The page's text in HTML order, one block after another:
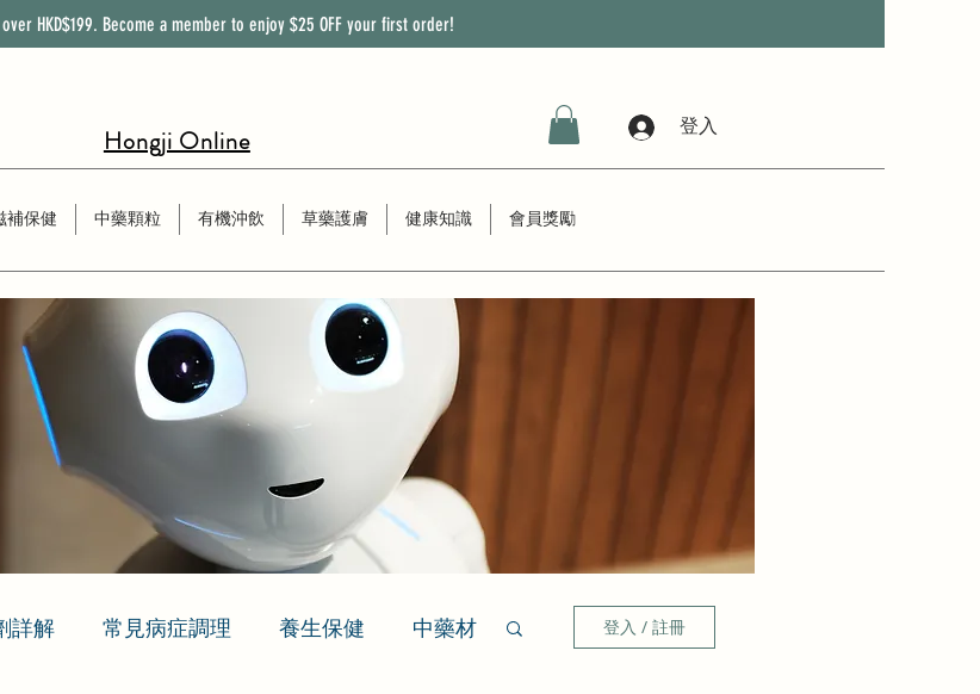
HKD$199. Become a member to enjoy $25 OFF your first order!
Hongji Online 登入
補保健 中藥顆粒 有機沖飲 草藥護膚 健康知識 會員獎勵
詳解 常見病症調理 養生保健 中藥材 登入 / 註冊